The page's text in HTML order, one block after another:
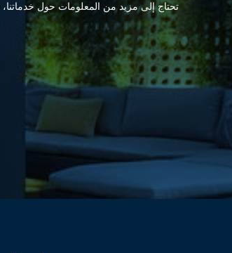
تحتاج إلى مزيد من المعلومات حول خدماتنا،